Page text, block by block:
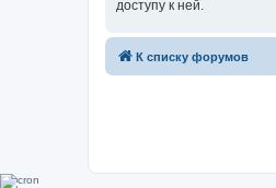
доступу к ней.
К списку форумов